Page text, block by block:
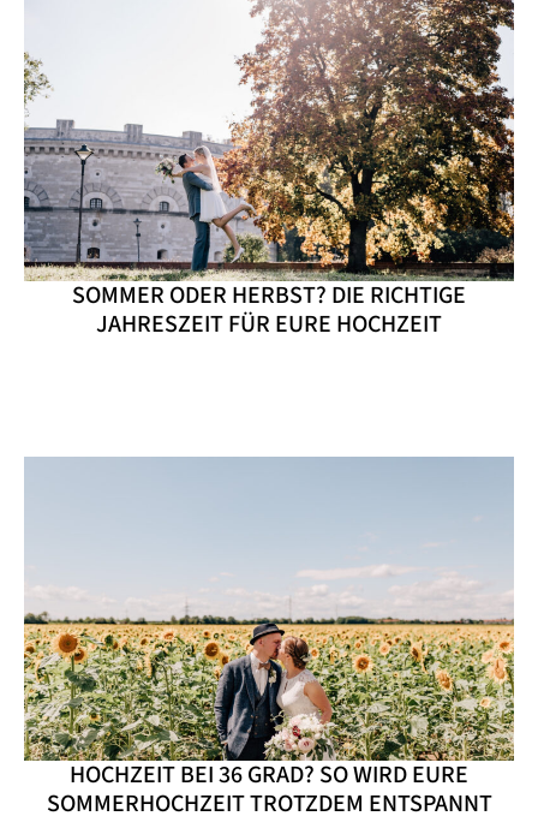
SOMMER ODER HERBST? DIE RICHTIGE
JAHRESZEIT FÜR EURE HOCHZEIT
HOCHZEIT BEI 36 GRAD? SO WIRD EURE
SOMMERHOCHZEIT TROTZDEM ENTSPANNT